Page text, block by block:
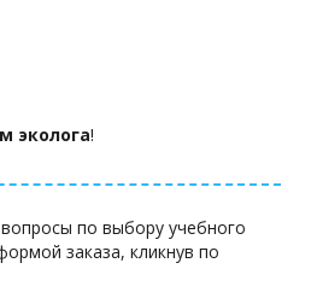
эколога!
по выбору учебного
заказа, кликнув по